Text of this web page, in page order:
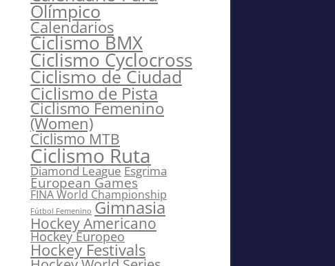
Olímpico
Calendarios
Ciclismo BMX
Ciclismo Cyclocross
Ciclismo de Ciudad
Ciclismo de Pista
Ciclismo Femenino
(Women)
Ciclismo MTB
Ciclismo Ruta
Diamond LeagueEsgrima
European Games
FINA World Championship
Fútbol Femenino Gimnasia
Hockey Americano
Hockey Europeo
Hockey Festivals